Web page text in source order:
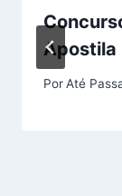
Apostila
PorAté